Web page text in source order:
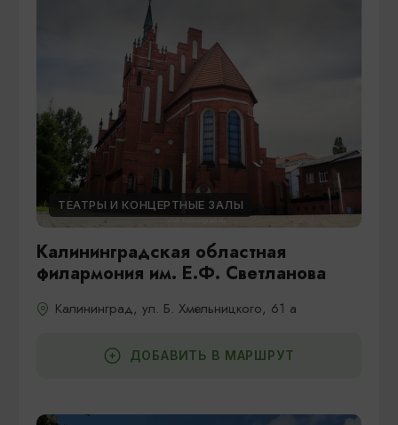
ТЕАТРЫ И КОНЦЕРТНЫЕ ЗАЛЫ
Калининградская областная
филармония им. Е.Ф. Светланова
Калининград, ул. Б. Хмельницкого, 61 а
ДОБАВИТЬ В МАРШРУТ